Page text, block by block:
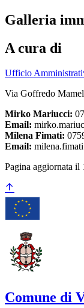
Galleria
A cura di
Ufficio
Via Goffredo
Mirko Mariucci:
Email:
Milena Fimati:
Email:
Pagina aggiornata il
Comune di